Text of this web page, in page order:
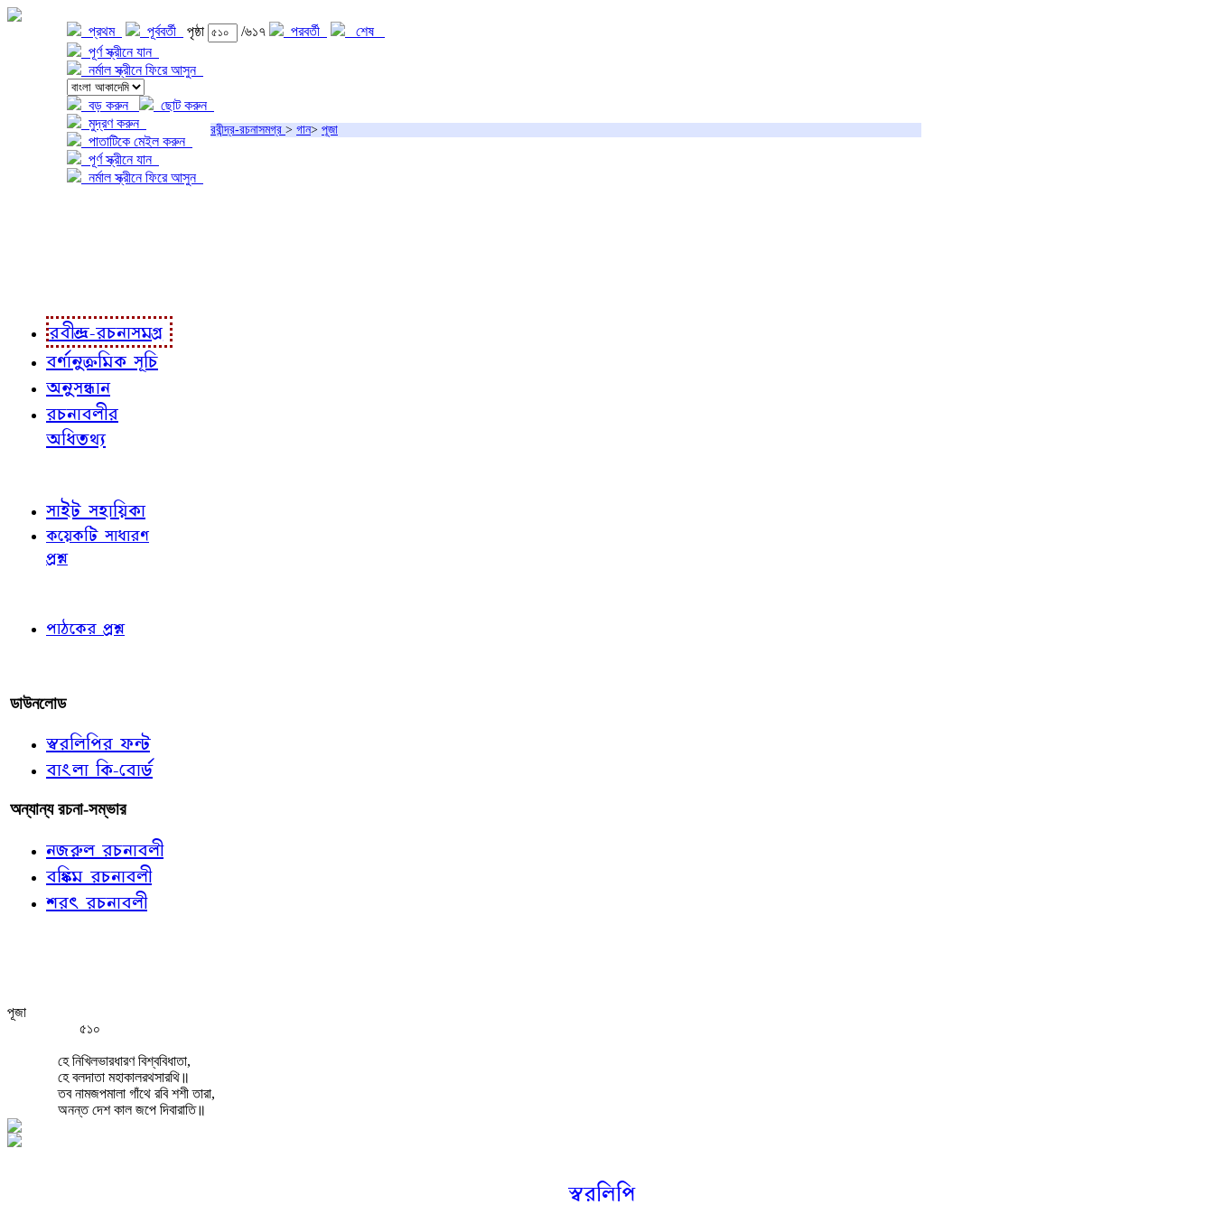
প্রথম পূর্ববর্তী পৃষ্ঠা /৬১৭ পরবর্তী
শেষ
পূর্ণ স্ক্রীনে যান
নর্মাল স্ক্রীনে ফিরে আসুন
বড় করুন
ছোট করুন
মুদ্রণ করুন
পাতাটিকে মেইল করুন
পূর্ণ স্ক্রীনে যান
নর্মাল স্ক্রীনে ফিরে আসুন
রবীন্দ্র-রচনাসমগ্র > গান> পূজা
রবীন্দ্র-রচনাসমগ্র
বর্ণানুক্রমিক সূচি
অনুসন্ধান
রচনাবলীর
অধিতথ্য
সাইট সহায়িকা
কয়েকটি সাধারণ
প্রশ্ন
পাঠকের প্রশ্ন
ডাউনলোড
স্বরলিপির ফন্ট
বাংলা কি-বোর্ড
অন্যান্য রচনা-সম্ভার
নজরুল রচনাবলী
বঙ্কিম রচনাবলী
শরৎ রচনাবলী
পূজা
৫১০
হে নিখিলভারধারণ বিশ্ববিধাতা,
হে বলদাতা মহাকালরথসারথি॥
তব নামজপমালা গাঁথে রবি শশী তারা,
অনন্ত দেশ কাল জপে দিবারাতি॥
স্বরলিপি